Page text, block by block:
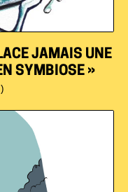
JAMAIS UNE
SYMBIOSE »